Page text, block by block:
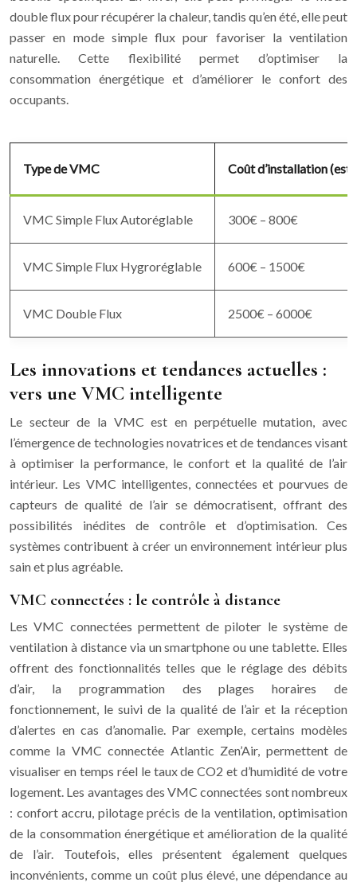
double flux pour récupérer la chaleur, tandis qu’en été, elle peut
passer en mode simple flux pour favoriser la ventilation
naturelle. Cette flexibilité permet d’optimiser la
consommation énergétique et d’améliorer le confort des
occupants.
Type de VMC Coût d’installation
VMC Simple Flux Autoréglable 300€ – 800€
VMC Simple Flux Hygroréglable 600€ – 1500€
VMC Double Flux 2500€ – 6000€
Les innovations et tendances actuelles :
vers une VMC intelligente
Le secteur de la VMC est en perpétuelle mutation, avec
l’émergence de technologies novatrices et de tendances visant
à optimiser la performance, le confort et la qualité de l’air
intérieur. Les VMC intelligentes, connectées et pourvues de
capteurs de qualité de l’air se démocratisent, offrant des
possibilités inédites de contrôle et d’optimisation. Ces
systèmes contribuent à créer un environnement intérieur plus
sain et plus agréable.
VMC connectées : le contrôle à distance
Les VMC connectées permettent de piloter le système de
ventilation à distance via un smartphone ou une tablette. Elles
offrent des fonctionnalités telles que le réglage des débits
d’air, la programmation des plages horaires de
fonctionnement, le suivi de la qualité de l’air et la réception
d’alertes en cas d’anomalie. Par exemple, certains modèles
comme la VMC connectée Atlantic Zen’Air, permettent de
visualiser en temps réel le taux de CO2 et d’humidité de votre
logement. Les avantages des VMC connectées sont nombreux
: confort accru, pilotage précis de la ventilation, optimisation
de la consommation énergétique et amélioration de la qualité
de l’air. Toutefois, elles présentent également quelques
inconvénients, comme un coût plus élevé, une dépendance au